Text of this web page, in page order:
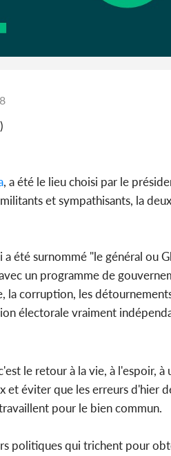
, a été le lieu choisi par le
et sympathisants, la
été surnommé "le général ou
un programme de
corruption, les
électorale vraiment
le retour à la vie, à l'espoir,
et éviter que les erreurs d'hier
pour le bien commun.
politiques qui trichent pour